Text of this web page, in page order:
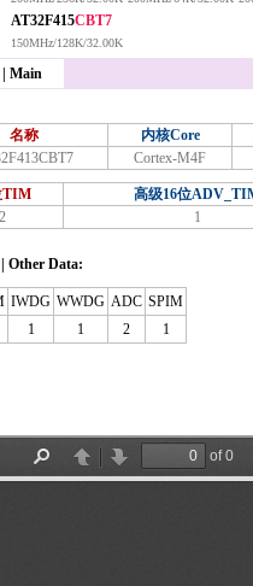
AT32F415CBT7
150MHz/128K/32.00K
Main
名称 内核Core
Cortex-M4F
TIM 高级16位
2
1
Other Data:
IWDG WWDG ADC SPIM
1 1 2 1